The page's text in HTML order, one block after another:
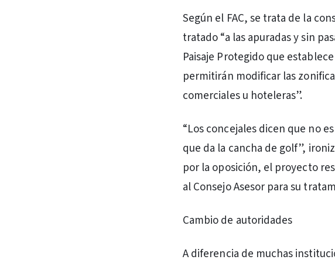
Según el FAC, se trata de la
tratado “a las apuradas y sin
Paisaje Protegido que
permitirán modificar las
comerciales u hoteleras”.
“Los concejales dicen que no
que da la cancha de golf”,
por la oposición, el proyecto
al Consejo Asesor para su
Cambio de autoridades
A diferencia de muchas